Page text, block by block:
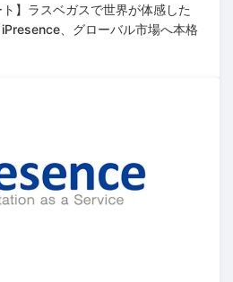
】ラスベガスで世界が体感した
iPresence、グローバル市場へ本格